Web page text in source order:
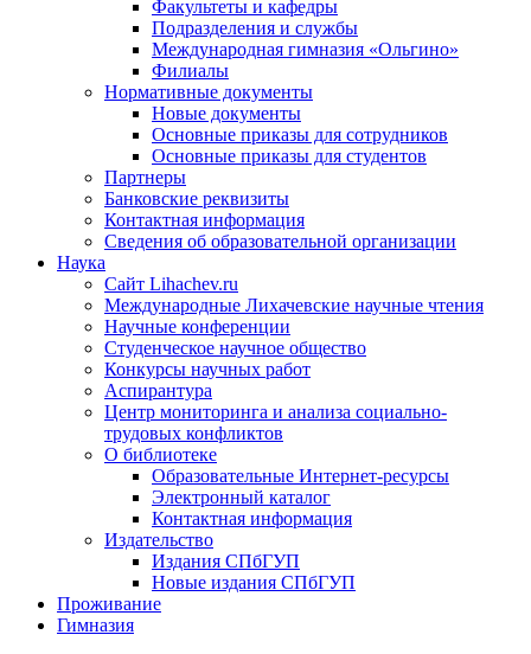
Факультеты и кафедры
Подразделения и службы
Международная гимназия «Ольгино»
Филиалы
Нормативные документы
Новые документы
Основные приказы для сотрудников
Основные приказы для студентов
Партнеры
Банковские реквизиты
Контактная информация
Сведения об образовательной организации
Наука
Сайт Lihachev.ru
Международные Лихачевские научные чтения
Научные конференции
Студенческое научное общество
Конкурсы научных работ
Аспирантура
Центр мониторинга и анализа социально-
трудовых конфликтов
О библиотеке
Образовательные Интернет-ресурсы
Электронный каталог
Контактная информация
Издательство
Издания СПбГУП
Новые издания СПбГУП
Проживание
Гимназия